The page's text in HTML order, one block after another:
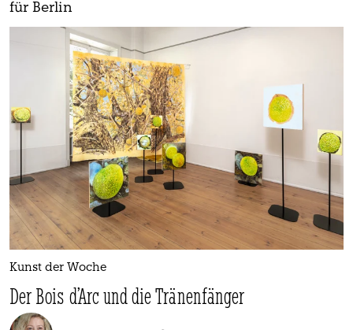
für Berlin
Kunst der Woche
Der Bois d’Arc und die Tränenfänger